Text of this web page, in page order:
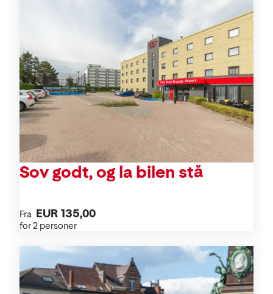
Sov godt, og la bilen stå
Fra EUR 135,00
for 2 personer
Aktiviteter